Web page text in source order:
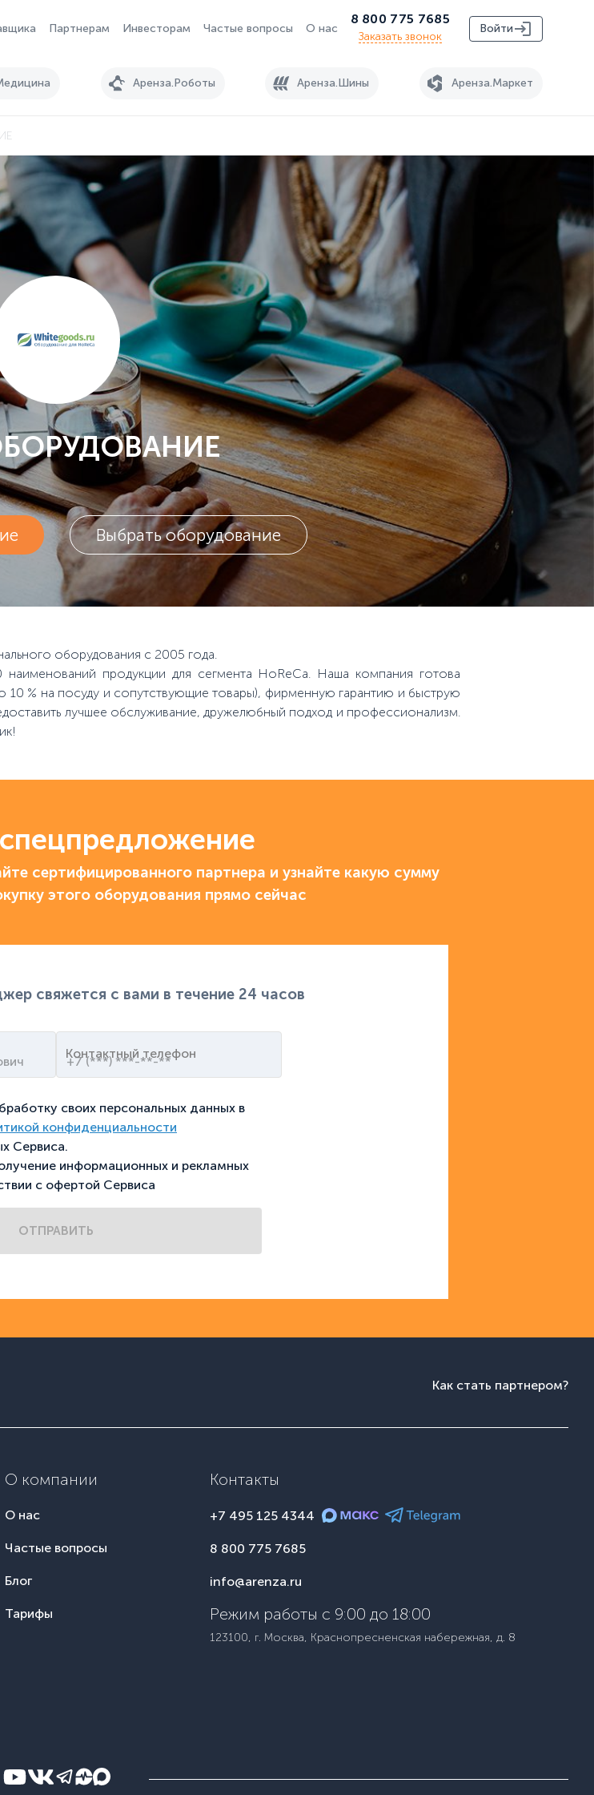
Партнерам Инвесторам Частые вопросы О нас
8 800 775 7685
Заказать звонок
Войти
Аренза.Роботы Аренза.Шины Аренза.Маркет
Выбрать оборудование
оборудования с 2005 года.
продукции для сегмента HoReCa. Наша компания готова
10 % на посуду и сопутствующие товары), фирменную гарантию и быструю
лучшее обслуживание, дружелюбный подход и профессионализм.
сертифицированного партнера и узнайте какую сумму
этого оборудования прямо сейчас
свяжется с вами в течение 24 часов
Контактный телефон
своих персональных данных в
конфиденциальности
Сервиса.
информационных и рекламных
с офертой Сервиса
ОТПРАВИТЬ
Как стать партнером?
О компании
О нас
Частые вопросы
Блог
Тарифы
Контакты
+7 495 125 4344
8 800 775 7685
info@arenza.ru
Режим работы с 9:00 до 18:00
123100, г. Москва, Краснопресненская набережная, д. 8